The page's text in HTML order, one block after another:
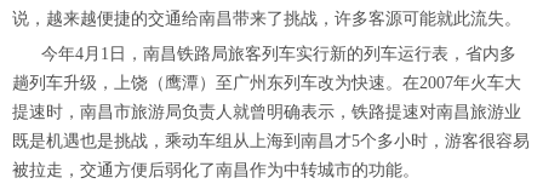
说，越来越便捷的交通给南昌带来了挑战，许多客源可能就此流失。
今年4月1日，南昌铁路局旅客列车实行新的列车运行表，省内多
趟列车升级，上饶（鹰潭）至广州东列车改为快速。在2007年火车大
提速时，南昌市旅游局负责人就曾明确表示，铁路提速对南昌旅游业
既是机遇也是挑战，乘动车组从上海到南昌才5个多小时，游客很容易
被拉走，交通方便后弱化了南昌作为中转城市的功能。